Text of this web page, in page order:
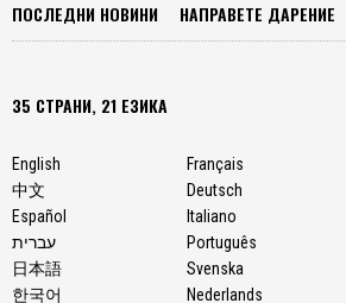
ПОСЛЕДНИ НОВИНИ НАПРАВЕТЕ ДАРЕНИЕ
35 СТРАНИ, 21 ЕЗИКА
English
中文
Español
עברית
日本語
한국어
Français
Deutsch
Italiano
Português
Svenska
Nederlands